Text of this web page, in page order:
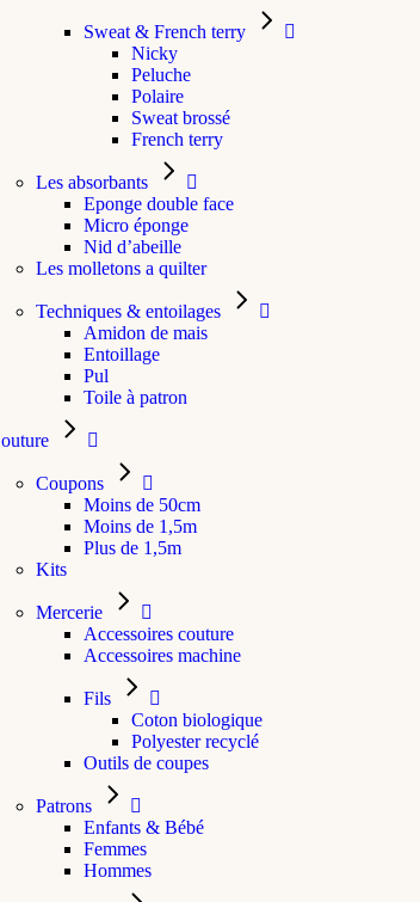
Sweat & French terry
Nicky
Peluche
Polaire
Sweat brossé
French terry
Les absorbants
Eponge double face
Micro éponge
Nid d’abeille
Les molletons a quilter
Techniques & entoilages
Amidon de mais
Entoillage
Pul
Toile à patron
Coupons
Moins de 50cm
Moins de 1,5m
Plus de 1,5m
Kits
Mercerie
Accessoires couture
Accessoires machine
Fils
Coton biologique
Polyester recyclé
Outils de coupes
Patrons
Enfants & Bébé
Femmes
Hommes